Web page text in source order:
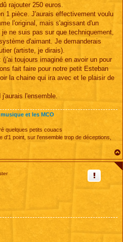
rajouter 250 euros.
1 pièce. J'aurais effectivement voulu
l'original, mais s'agissant d'un
ne suis pas sur que techniquement,
d'aimant. Je demanderais
(artiste, je dirais).
toujours imaginé en avoir un pour
fait faire pour notre petit Esteban
la chaine qui ira avec et le plaisir de
l'ensemble.
et les MCO
quelques petits couacs
d'1 point, sur l'ensemble trop de déceptions,